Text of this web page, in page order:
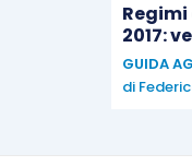
2017:
GUIDA
di